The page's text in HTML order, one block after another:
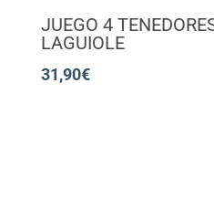
JUEGO 4
LAGUIOLE
31,90€